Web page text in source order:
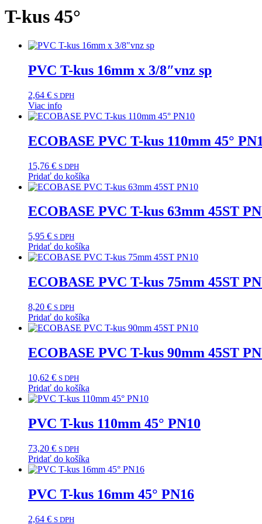
T-kus 45°
PVC T-kus 16mm x 3/8″vnz sp
2,64 € S DPH
Viac info
ECOBASE PVC T-kus 110mm 45°
15,76 € S DPH
Pridať do košíka
ECOBASE PVC T-kus 63mm 45ST
5,95 € S DPH
Pridať do košíka
ECOBASE PVC T-kus 75mm 45ST
8,20 € S DPH
Pridať do košíka
ECOBASE PVC T-kus 90mm 45ST
10,62 € S DPH
Pridať do košíka
PVC T-kus 110mm 45° PN10
73,20 € S DPH
Pridať do košíka
PVC T-kus 16mm 45° PN16
2,64 € S DPH